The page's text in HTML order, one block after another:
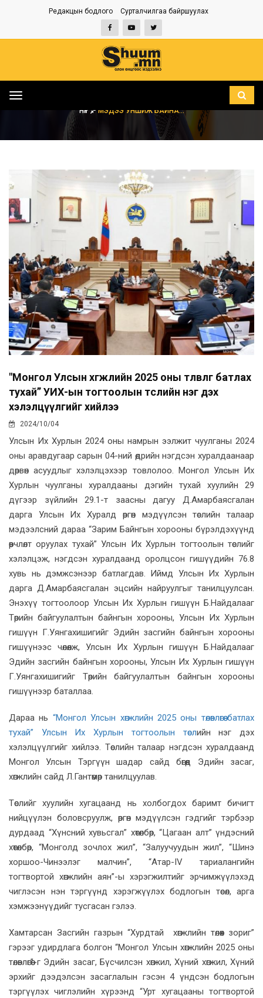
Редакцын бодлого Сурталчилгаа байршуулах
Toggle
НҮҮР МЭДЭЭ УНШИЖ БАЙНА...
"Монгол Улсын хөгжлийн 2025 оны төлөвлөгөө батлах
тухай” УИХ-ын тогтоолын төслийн нэг дэх
хэлэлцүүлгийг хийлээ
2024/10/04
Улсын Их Хурлын 2024 оны намрын ээлжит чуулганы 2024
оны аравдугаар сарын 04-ний өдрийн нэгдсэн хуралдаанаар
дөрвөн асуудлыг хэлэлцэхээр товлолоо. Монгол Улсын Их
Хурлын чуулганы хуралдааны дэгийн тухай хуулийн 29
дүгээр зүйлийн 29.1-т заасны дагуу Д.Амарбаясгалан
дарга Улсын Их Хуралд өргөн мэдүүлсэн төслийн талаар
мэдээлсний дараа “Зарим Байнгын хорооны бүрэлдэхүүнд
өөрчлөлт оруулах тухай” Улсын Их Хурлын тогтоолын төслийг
хэлэлцэж, нэгдсэн хуралдаанд оролцсон гишүүдийн 76.8
хувь нь дэмжсэнээр батлагдав. Иймд Улсын Их Хурлын
дарга Д.Амарбаясгалан эцсийн найруулгыг танилцуулсан.
Энэхүү тогтоолоор Улсын Их Хурлын гишүүн Б.Найдалааг
Төрийн байгуулалтын байнгын хорооны, Улсын Их Хурлын
гишүүн Г.Уянгахишигийг Эдийн засгийн байнгын хорооны
гишүүнээс чөлөөлж, Улсын Их Хурлын гишүүн Б.Найдалааг
Эдийн засгийн байнгын хорооны, Улсын Их Хурлын гишүүн
Г.Уянгахишигийг Төрийн байгуулалтын байнгын хорооны
гишүүнээр баталлаа.
Дараа нь “Монгол Улсын хөгжлийн 2025 оны төлөвлөгөө батлах
тухай” Улсын Их Хурлын тогтоолын төслийн нэг дэх
хэлэлцүүлгийг хийлээ. Төслийн талаар нэгдсэн хуралдаанд
Монгол Улсын Тэргүүн шадар сайд бөгөөд Эдийн засаг,
хөгжлийн сайд Л.Гантөмөр танилцуулав.
Төслийг хуулийн хугацаанд нь холбогдох баримт бичигт
нийцүүлэн боловсруулж, өргөн мэдүүлсэн гэдгийг тэрбээр
дурдаад “Хүнсний хувьсгал” хөтөлбөр, “Цагаан алт” үндэсний
хөтөлбөр, “Монголд зочлох жил”, “Залуучуудын жил”, “Шинэ
хоршоо-Чинээлэг малчин”, “Атар-IV тариалангийн
тогтвортой хөгжлийн аян”-ы хэрэгжилтийг эрчимжүүлэхэд
чиглэсэн нэн тэргүүнд хэрэгжүүлэх бодлогын төсөл, арга
хэмжээнүүдийг тусгасан гэлээ.
Хамтарсан Засгийн газрын “Хурдтай хөгжлийн төлөөх зориг”
гэрээг удирдлага болгон “Монгол Улсын хөгжлийн 2025 оны
төлөвлөгөө”-г Эдийн засаг, Бүсчилсэн хөгжил, Хүний хөгжил, Хүний
эрхийг дээдэлсэн засаглалын гэсэн 4 үндсэн бодлогын
тэргүүлэх чиглэлийн хүрээнд “Урт хугацааны тогтвортой